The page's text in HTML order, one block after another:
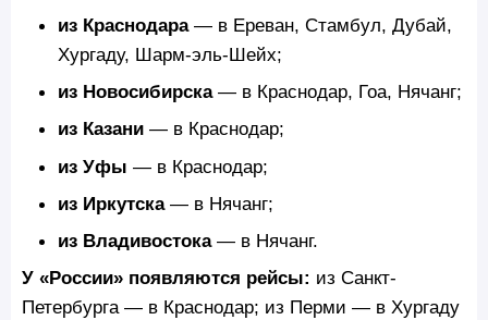
из Краснодара— в Ереван, Стамбул, Дубай,
Хургаду, Шарм-эль-Шейх;
из Новосибирска— в Краснодар, Гоа, Нячанг;
из Казани— в Краснодар;
из Уфы — в Краснодар;
из Иркутска— в Нячанг;
из Владивостока— в Нячанг.
У «России» появляются рейсы: из Санкт-
Петербурга — в Краснодар; из Перми — в Хургаду